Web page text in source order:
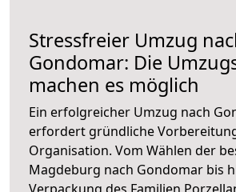
Stressfreier Umzug
Gondomar: Die
machen es möglich
Ein erfolgreicher Umzug nach
erfordert gründliche
Organisation. Vom Wählen der
Magdeburg nach Gondomar bis